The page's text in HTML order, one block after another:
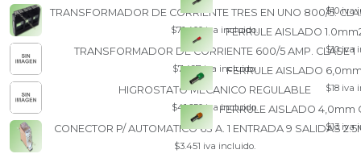
TRANSFORMADOR DE CORRIENTE TRES EN UNO 800/5.
$71.400 iva incluido.
TRANSFORMADOR DE CORRIENTE 600/5 AMP. CLASE 1
$7.497 iva incluido.
HIGROSTATO MECANICO REGULABLE
$41.650 iva incluido.
CONECTOR P/ AUTOMATICO 63 A. 1 ENTRADA 9 SALIDAS
$3.451 iva incluido.
$10 iva
FERRULE AISLADO
$10 iva
FERRULE AISLADO
$18 iva
FERRULE AISLADO 4,0mm
$13 iva